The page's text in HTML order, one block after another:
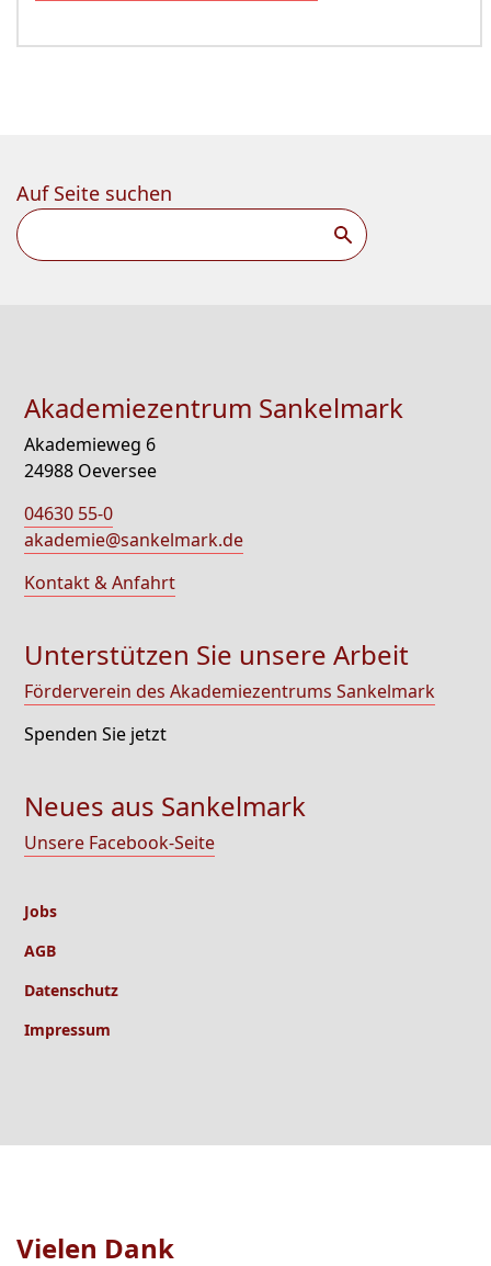
Auf Seite suchen
Suchen
Akademiezentrum Sankelmark
Akademieweg 6
24988 Oeversee
04630 55-0
akademie@sankelmark.de
Kontakt & Anfahrt
Unterstützen Sie unsere Arbeit
Förderverein des Akademiezentrums Sankelmark
Spenden Sie jetzt
Neues aus Sankelmark
Unsere Facebook-Seite
Jobs
AGB
Datenschutz
Impressum
Vielen Dank